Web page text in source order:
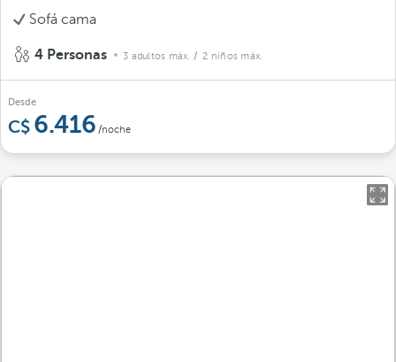
Sofá cama
4 Personas 3 adultos máx. / 2 niños máx.
Desde
6.416 /noche